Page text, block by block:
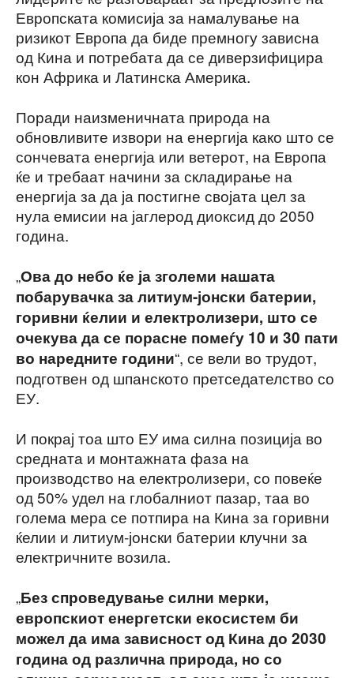
Европската комисија за намалување на
ризикот Европа да биде премногу зависна
од Кина и потребата да се диверзифицира
кон Африка и Латинска Америка.
Поради наизменичната природа на
обновливите извори на енергија како што се
сончевата енергија или ветерот, на Европа
ќе и требаат начини за складирање на
енергија за да ја постигне својата цел за
нула емисии на јаглерод диоксид до 2050
година.
„Ова до небо ќе ја зголеми нашата
побарувачка за литиум-јонски батерии,
горивни ќелии и електролизери, што се
очекува да се порасне помеѓу 10 и 30 пати
во наредните години“, се вели во трудот,
подготвен од шпанското претседателство со
ЕУ.
И покрај тоа што ЕУ има силна позиција во
средната и монтажната фаза на
производство на електролизери, со повеќе
од 50% удел на глобалниот пазар, таа во
голема мера се потпира на Кина за горивни
ќелии и литиум-јонски батерии клучни за
електричните возила.
„Без спроведување силни мерки,
европскиот енергетски екосистем би
можел да има зависност од Кина до 2030
година од различна природа, но со